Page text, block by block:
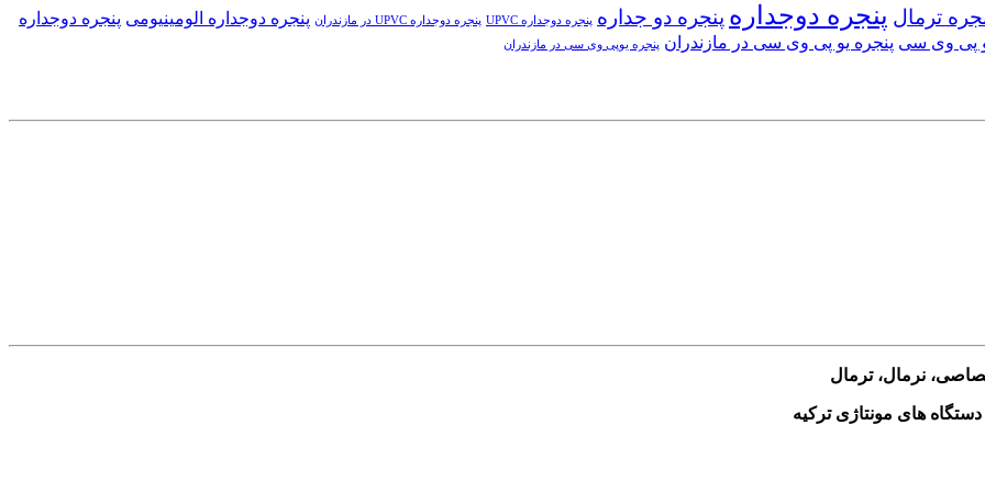
ترمال پنجره دوجداره پنجره دو جداره پنجره دوجداره UPVC پنجره دوجداره UPVC در مازندران پنجره دوجداره الومینیومی پنجره دوجداره
پی وی سی پنجره یو پی وی سی در مازندران پنجره یوپی وی سی در مازندران
نرمال، ترمال